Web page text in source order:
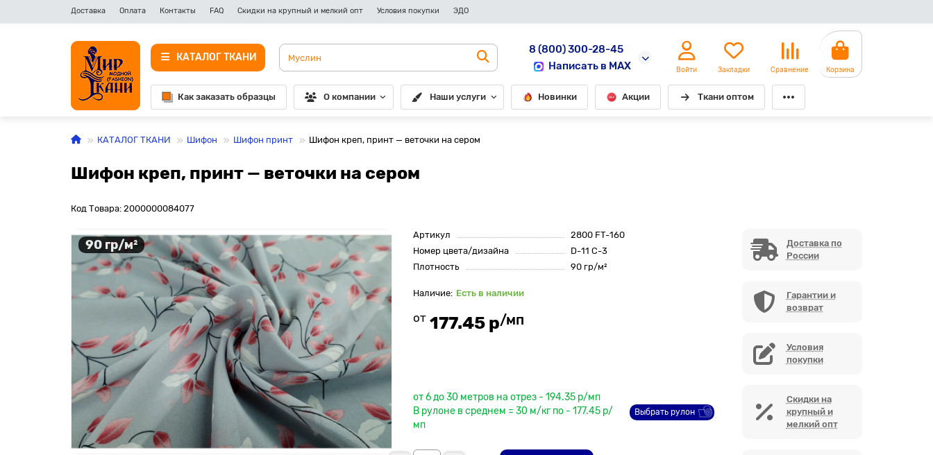
Доставка Оплата Контакты FAQ Скидки на крупный и мелкий опт Условия покупки ЭДО
КАТАЛОГ ТКАНИ
8 (800) 300-28-45
Написать в MAX
Войти Закладки Сравнение Корзина
Как заказать образцы О компании Наши услуги Новинки Акции Ткани оптом
КАТАЛОГ ТКАНИ Шифон Шифон принт Шифон креп, принт — веточки на сером
Шифон креп, принт — веточки на сером
Код Товара: 2000000084077
90 гр/м²
Артикул
2800 FT-160
Номер цвета/дизайна
D-11 C-3
Плотность
90 гр/м²
Есть в наличии
от 177.45 р/мп
от 6 до 30 метров на отрез - 194.35 р/мп
В рулоне в среднем = 30 м/кг по - 177.45 р/
мп
Выбрать рулон
Доставка по
России
Гарантии и
возврат
Условия
покупки
Скидки на
крупный и
мелкий опт